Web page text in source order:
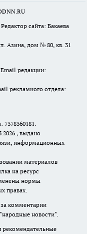
сайта: Бакаева
Азина, дом № 80, кв. 31
редакции:
рекламного отдела:
выдано
информационных
материалов
на ресурс
нормы
правах.
за комментарии
новости".